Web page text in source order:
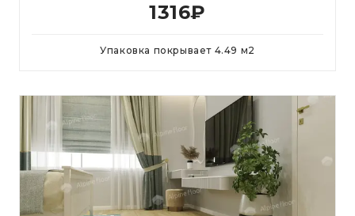
1316₽
Упаковка покрывает 4.49 м2